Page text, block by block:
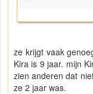
ze krijgt vaak
Kira is 9 jaar. mijn
zien anderen dat
ze 2 jaar was.